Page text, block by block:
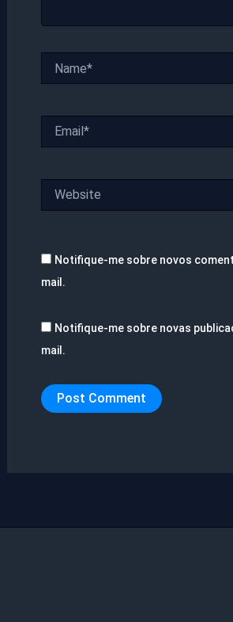
Notifique-me sobre novos
mail.
Notifique-me sobre novas
mail.